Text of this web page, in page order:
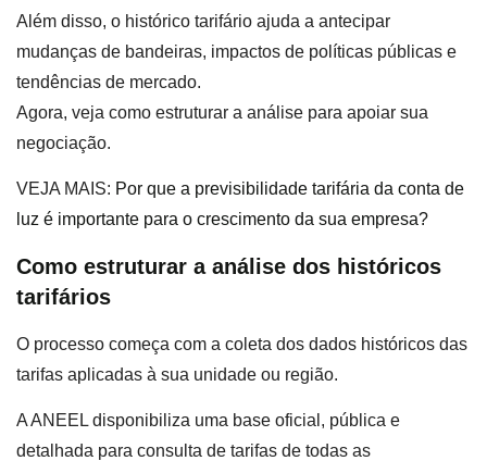
Além disso, o histórico tarifário ajuda a antecipar
mudanças de bandeiras, impactos de políticas públicas e
tendências de mercado.
Agora, veja como estruturar a análise para apoiar sua
negociação.
VEJA MAIS: Por que a previsibilidade tarifária da conta de
luz é importante para o crescimento da sua empresa?
Como estruturar a análise dos históricos
tarifários
O processo começa com a coleta dos dados históricos das
tarifas aplicadas à sua unidade ou região.
A ANEEL disponibiliza uma base oficial, pública e
detalhada para consulta de tarifas de todas as